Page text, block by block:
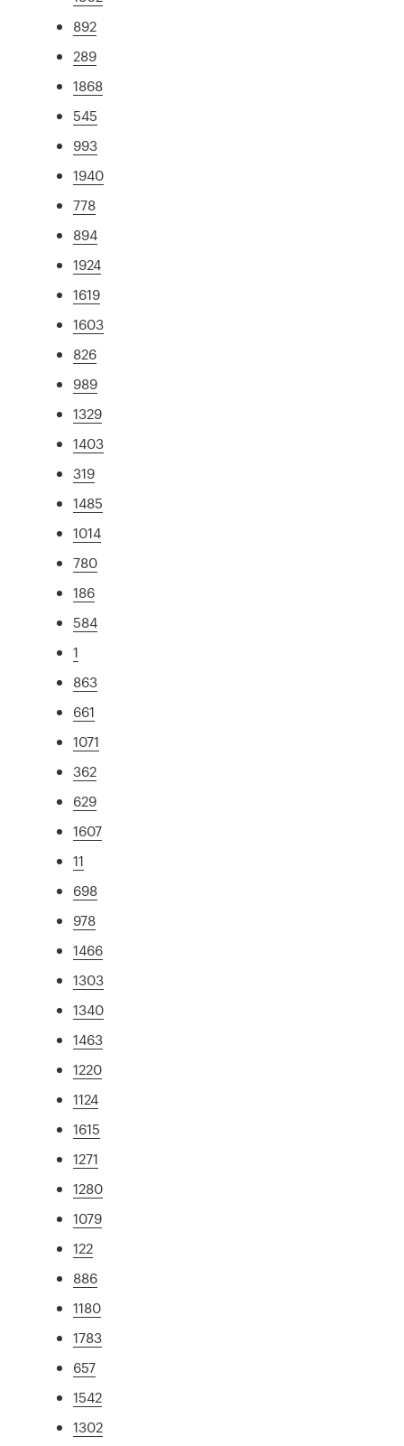
892
289
1868
545
993
1940
778
894
1924
1619
1603
826
989
1329
1403
319
1485
1014
780
186
584
1
863
661
1071
362
629
1607
11
698
978
1466
1303
1340
1463
1220
1124
1615
1271
1280
1079
122
886
1180
1783
657
1542
1302